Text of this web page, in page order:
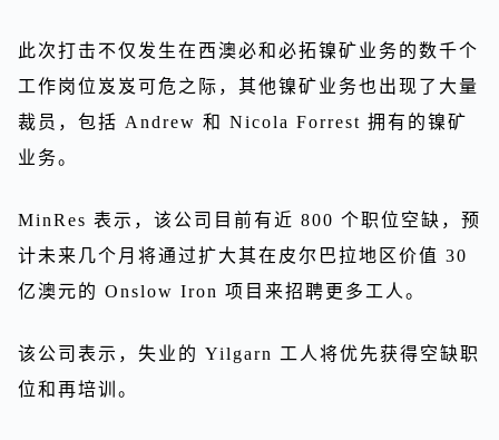
此次打击不仅发生在西澳必和必拓镍矿业务的数千个
工作岗位岌岌可危之际，其他镍矿业务也出现了大量
裁员，包括 Andrew 和 Nicola Forrest 拥有的镍矿
业务。
MinRes 表示，该公司目前有近 800 个职位空缺，预
计未来几个月将通过扩大其在皮尔巴拉地区价值 30
亿澳元的 Onslow Iron 项目来招聘更多工人。
该公司表示，失业的 Yilgarn 工人将优先获得空缺职
位和再培训。